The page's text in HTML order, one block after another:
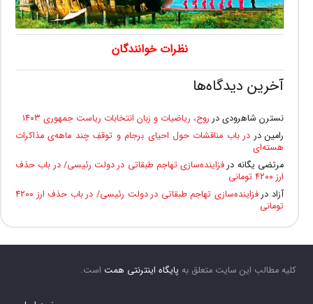
نظرات خوانندگان
آخرین دیدگاه‌ها
نسترن شاهرودی در روح، ریاضیات و زبان انتخابات ریاست جمهوری ۱۴۰۳
رامیندر در باب مناقشات حول احیای برجام و توقفِ چند ماهه‌ی مذاکرات
هسته‌ای
مرتضی یگانه درفزاینده‌سازی تهاجم طبقاتی در دولت رئیسی/ در باب حذف
ارز ۴۲۰۰ تومانی
آزاددر
فزاینده‌سازی تهاجم طبقاتی در دولت رئیسی/ در باب حذف ارز ۴۲۰۰
تومانی
کلیه مطالب این سایت متعلق به پایگاه اینترنتی همت است.